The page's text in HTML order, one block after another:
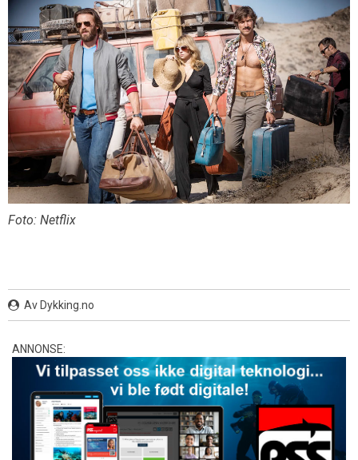
Foto: Netflix
Av Dykking.no
ANNONSE: